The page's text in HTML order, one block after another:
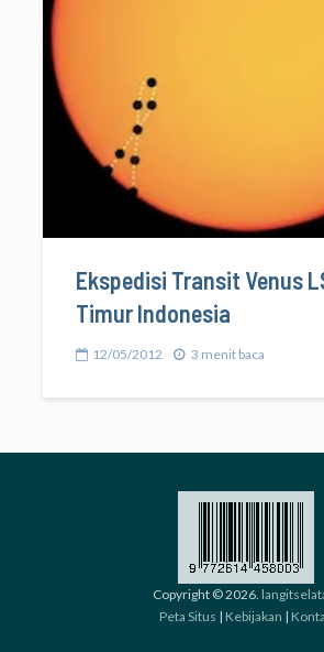
Ekspedisi Transit Venus
Timur Indonesia
12/05/2012 3 menit baca
Copyright © 2026.
Peta Situs | Kebijakan |